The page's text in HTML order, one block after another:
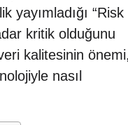
yayımladığı “Risk
kritik olduğunu
kalitesinin önemi,
nasıl